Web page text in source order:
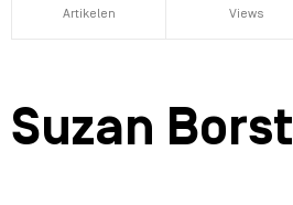
Artikelen Views
Suzan Borst